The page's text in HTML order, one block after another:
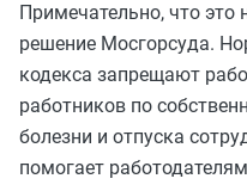
Примечательно, что это
решение Мосгорсуда.
кодекса запрещают
работников по
болезни и отпуска
помогает